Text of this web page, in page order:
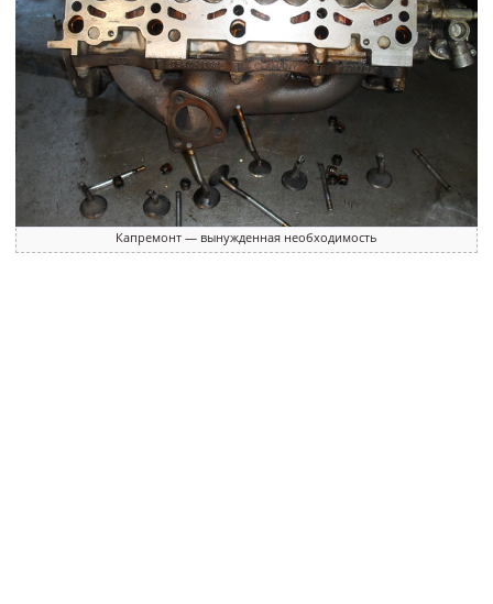
Капремонт — вынужденная необходимость